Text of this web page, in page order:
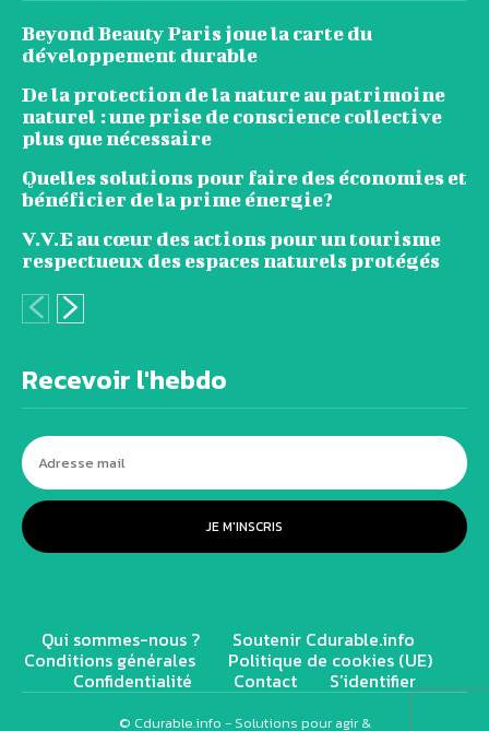
Beyond Beauty Paris joue la carte du
développement durable
De la protection de la nature au patrimoine
naturel : une prise de conscience collective
plus que nécessaire
Quelles solutions pour faire des économies et
bénéficier de la prime énergie?
V.V.E au cœur des actions pour un tourisme
respectueux des espaces naturels protégés
Recevoir l'hebdo
JE M'INSCRIS
Qui sommes-nous ? Soutenir Cdurable.info
Conditions générales Politique de cookies (UE)
Confidentialité Contact S’identifier
© Cdurable.info - Solutions pour agir &